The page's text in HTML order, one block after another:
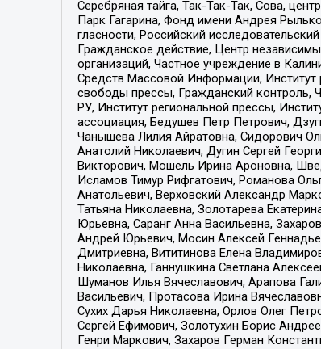
Серебряная тайга, Так-Так-Так, Сова,
Парк Гагарина, Фонд имени Андрея
гласности, Российский
Гражданское действие, Центр
организаций, Частное учреждение в
Средств Массовой Информации, Институт
свободы прессы, Гражданский контроль,
РУ, Институт региональной прессы,
ассоциация, Бедушев Петр Петрович,
Чанышева Лилия Айратовна, Сидорович
Анатолий Николаевич, Дугин Сергей
Викторович, Мошель Ирина Ароновна,
Исламов Тимур Рифгатович, Романова
Анатольевич, Верховский Александр
Татьяна Николаевна, Золотарева
Юрьевна, Саранг Анна Васильевна,
Андрей Юрьевич, Мосин Алексей
Дмитриевна, Вититинова Елена
Николаевна, Ганнушкина Светлана
Шуманов Илья Вячеславович, Арапова
Васильевич, Протасова Ирина
Сухих Дарья Николаевна, Орлов Олег
Сергей Ефимович, Золотухин Борис
Генри Маркович, Захаров Герман